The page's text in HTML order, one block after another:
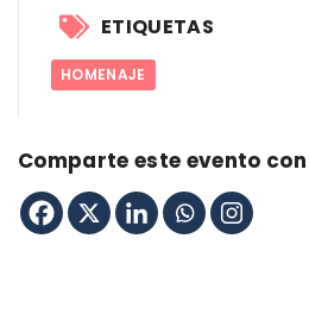
ETIQUETAS
HOMENAJE
Comparte este evento